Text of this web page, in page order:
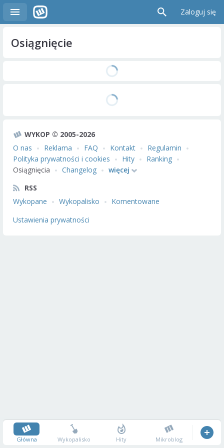
Zaloguj się
Osiągnięcie
WYKOP © 2005-2026
O nas
Reklama FAQ Kontakt
Regulamin
Polityka prywatności i cookies
Hity
Ranking
Osiągnięcia
Changelog
więcej
RSS
Wykopane
Wykopalisko
Komentowane
Ustawienia prywatności
Główna Wykopalisko Hity Mikroblog